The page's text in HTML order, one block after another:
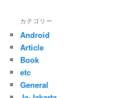
カテゴリー
Android
Article
Book
etc
General